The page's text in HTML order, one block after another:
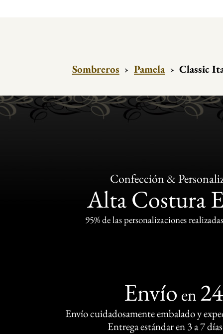
Sombreros › Pamela › Classic
Confección &
Alta Costura
95% de las personalizaciones
Envío en
Envío cuidadosamente embalado y
Entrega estándar en 3 a 7